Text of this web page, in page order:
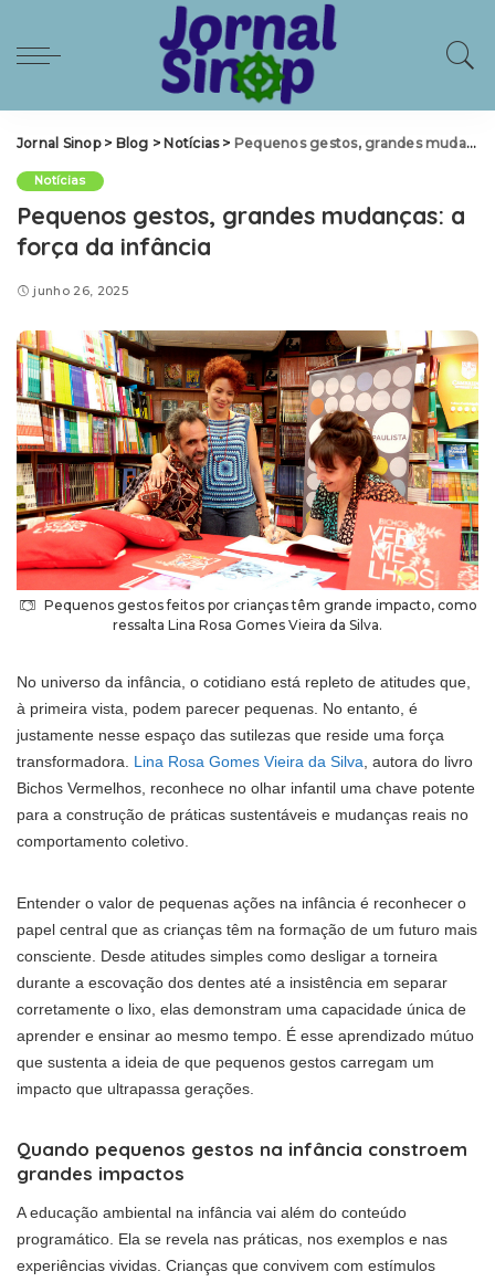
Jornal Sinop> Blog > Notícias> Pequenos gestos, grandes mudanças: a força da infância
Notícias
Pequenos gestos, grandes mudanças: a
força da infância
junho 26, 2025
Pequenos gestos feitos por crianças têm grande impacto, como
ressalta Lina Rosa Gomes Vieira da Silva.
No universo da infância, o cotidiano está repleto de atitudes que,
à primeira vista, podem parecer pequenas. No entanto, é
justamente nesse espaço das sutilezas que reside uma força
transformadora. Lina Rosa Gomes Vieira da Silva , autora do livro
Bichos Vermelhos, reconhece no olhar infantil uma chave potente
para a construção de práticas sustentáveis e mudanças reais no
comportamento coletivo.
Entender o valor de pequenas ações na infância é reconhecer o
papel central que as crianças têm na formação de um futuro mais
consciente. Desde atitudes simples como desligar a torneira
durante a escovação dos dentes até a insistência em separar
corretamente o lixo, elas demonstram uma capacidade única de
aprender e ensinar ao mesmo tempo. É esse aprendizado mútuo
que sustenta a ideia de que pequenos gestos carregam um
impacto que ultrapassa gerações.
Quando pequenos gestos na infância constroem
grandes impactos
A educação ambiental na infância vai além do conteúdo
programático. Ela se revela nas práticas, nos exemplos e nas
experiências vividas. Crianças que convivem com estímulos